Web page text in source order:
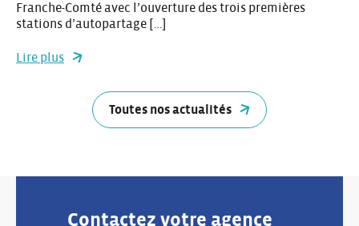
Franche-Comté avec l’ouverture des trois premières
stations d’autopartage […]
Lire plus
Toutes nos actualités
Contactez votre agence